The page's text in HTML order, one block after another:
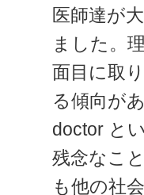
医師達が
ました。
面目に取
る傾向が
doctor と
残念なこ
も他の社